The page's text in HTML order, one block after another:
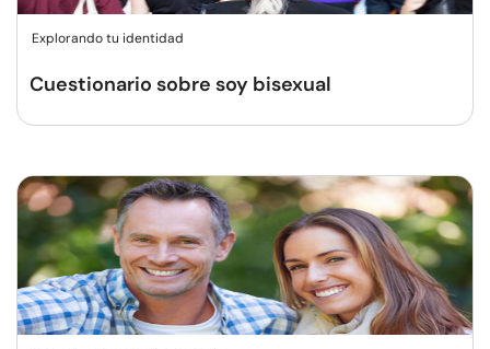
Explorando tu identidad
Cuestionario sobre soy bisexual